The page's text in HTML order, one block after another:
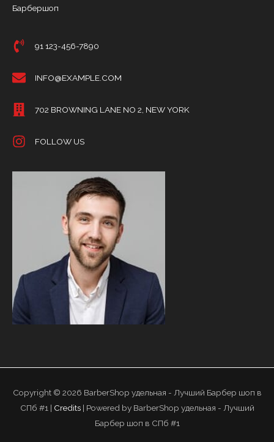
Барбершоп
91 123-456-7890
INFO@EXAMPLE.COM
702 BROWNING LANE NO 2, NEW YORK
FOLLOW US
Copyright © 2026 BarberShop удельная - Лучший Барбер шоп в
СПб #1 | Credits| Powered by BarberShop удельная - Лучший
Барбер шоп в СПб #1